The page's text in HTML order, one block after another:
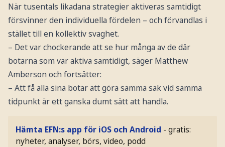
När tusentals likadana strategier aktiveras samtidigt
försvinner den individuella fördelen – och förvandlas i
stället till en kollektiv svaghet.
– Det var chockerande att se hur många av de där
botarna som var aktiva samtidigt, säger Matthew
Amberson och fortsätter:
– Att få alla sina botar att göra samma sak vid samma
tidpunkt är ett ganska dumt sätt att handla.
Hämta EFN:s app för iOS och Android - gratis:
nyheter, analyser, börs, video, podd